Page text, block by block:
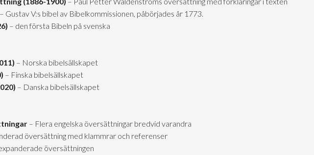
– Gustav V:s bibel av Bibelkommissionen, påbörjades år 1773.
– den första Bibeln på svenska
– Norska bibelsällskapet
– Finska bibelsällskapet
– Danska bibelsällskapet
– Flera engelska översättningar bredvid varandra
översättning med klammrar och referenser
översättningen